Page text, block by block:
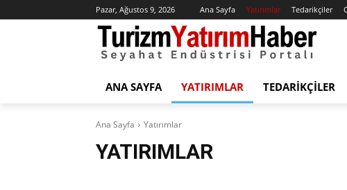
Pazar, Ağustos 9, 2026 Ana Sayfa Yatırımlar Tedarikçiler
ANA SAYFA YATIRIMLAR TEDARIKÇILER
Ana Sayfa Yatırımlar
YATIRIMLAR